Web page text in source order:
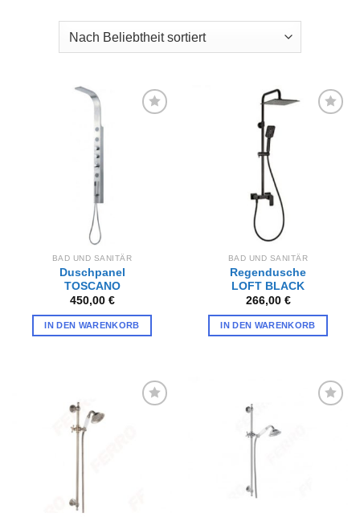
BAD UND SANITÄR
Duschpanel
TOSCANO
450,00 €
IN DEN WARENKORB
BAD UND SANITÄR
Regendusche
LOFT BLACK
266,00 €
IN DEN WARENKORB